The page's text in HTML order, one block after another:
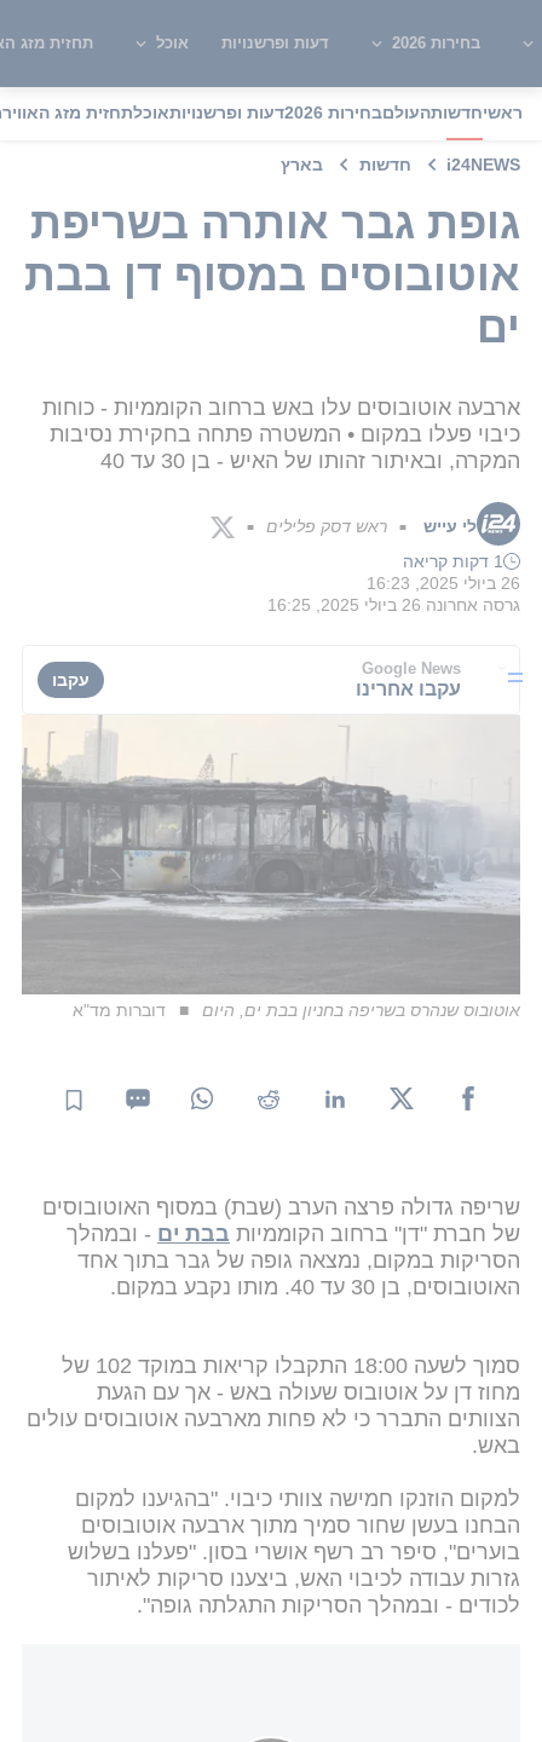
בחירות 2026 דעות ופרשנויות אוכל תחזית מזג
ראשיחדשותהעולםבחירות 2026 דעות ופרשנויותאוכלתחזית מזג האוויר
i24NEWS חדשות בארץ
גופת גבר אותרה בשריפת
אוטובוסים במסוף דן בבת
ים
ארבעה אוטובוסים עלו באש ברחוב הקוממיות - כוחות
כיבוי פעלו במקום • המשטרה פתחה בחקירת נסיבות
המקרה, ובאיתור זהותו של האיש - בן 30 עד 40
לי עייש ■ ראש דסק פלילים ■
1 דקות קריאה
26 ביולי 2025, 16:23
גרסה אחרונה 26 ביולי 2025, 16:25
Google News
עקבו אחרינו עקבו
אוטובוס שנהרס בשריפה בחניון בבת ים, היום דוברות מד"א
שריפה גדולה פרצה הערב (שבת) במסוף האוטובוסים
של חברת "דן" ברחוב הקוממיות בבת ים - ובמהלך
הסריקות במקום, נמצאה גופה של גבר בתוך אחד
האוטובוסים, בן 30 עד 40. מותו נקבע במקום.
סמוך לשעה 18:00 התקבלו קריאות במוקד 102 של
מחוז דן על אוטובוס שעולה באש - אך עם הגעת
הצוותים התברר כי לא פחות מארבעה אוטובוסים עולים
באש.
למקום הוזנקו חמישה צוותי כיבוי. "בהגיענו למקום
הבחנו בעשן שחור סמיך מתוך ארבעה אוטובוסים
בוערים", סיפר רב רשף אושרי בסון. "פעלנו בשלוש
גזרות עבודה לכיבוי האש, ביצענו סריקות לאיתור
לכודים - ובמהלך הסריקות התגלתה גופה".